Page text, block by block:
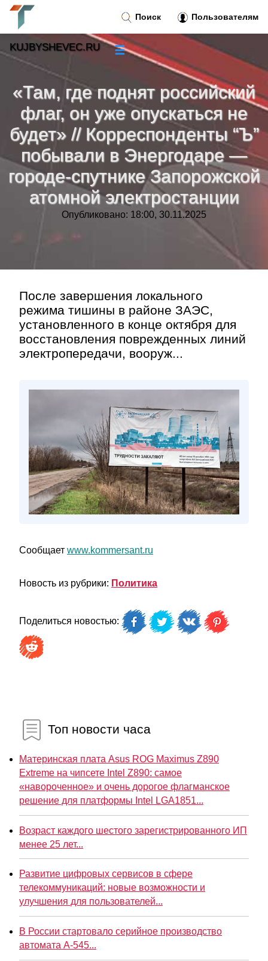
«Там, где поднят российский
флаг, он уже опускаться не
будет» // Корреспонденты “Ъ”
побывали в Энергодаре —
городе-спутнике Запорожской
атомной электростанции
Опубликовано: 18:00, 30.11.2025
После завершения локального
режима тишины в районе ЗАЭС,
установленного в конце октября для
восстановления поврежденных линий
электропередачи, вооруж...
Сообщает www.kommersant.ru
Новость из рубрики: Политика
Поделиться новостью:
Топ новости часа
Материнская плата Asus ROG Maximus Z890
Extreme на чипсете Intel Z890: самое
«навороченное» и очень дорогое флагманское
решение для платформы Intel LGA1851...
Возраст каждого шестого зарегистрированного ИП
менее 25 лет...
Развитие цифровых сервисов в сфере
телекоммуникаций: новые возможности и
улучшения для пользователей...
В России стартовало серийное производство
автомата А-545...
Поиск Пользователям
KUJBYSHEVEC.RU ☰
Тренды новостей»
Рубрики»
Правила
»